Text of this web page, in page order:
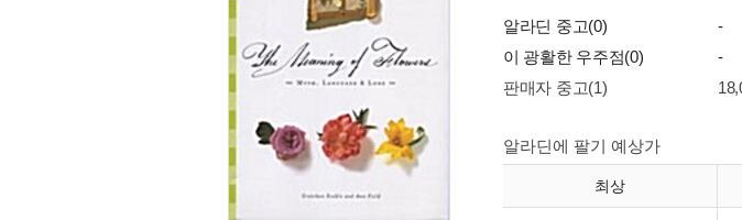
알라딘 중고(0)
-
이 광활한 우주점(0)
-
판매자 중고(1)
알라딘에 팔기 예상가
최상